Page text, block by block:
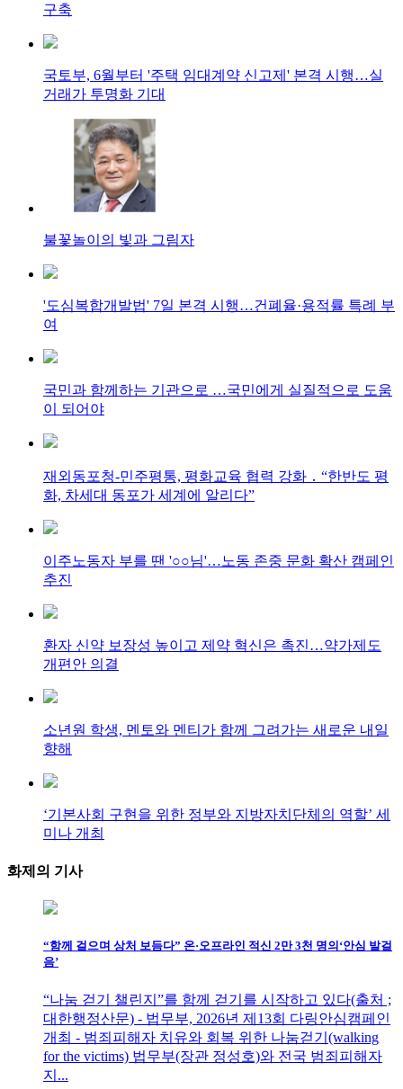
구축
국토부, 6월부터 '주택 임대계약 신고제' 본격 시행…실
거래가 투명화 기대
불꽃놀이의 빛과 그림자
'도심복합개발법' 7일 본격 시행…건폐율·용적률 특례 부
여
국민과 함께하는 기관으로 …국민에게 실질적으로 도움
이 되어야
재외동포청-민주평통, 평화교육 협력 강화 ․ “한반도 평
화, 차세대 동포가 세계에 알리다”
이주노동자 부를 땐 '○○님'…노동 존중 문화 확산 캠페인
추진
환자 신약 보장성 높이고 제약 혁신은 촉진…약가제도
개편안 의결
소년원 학생, 멘토와 멘티가 함께 그려가는 새로운 내일
향해
‘기본사회 구현을 위한 정부와 지방자치단체의 역할’ 세
미나 개최
화제의 기사
“함께 걸으며 상처 보듬다” 온·오프라인 적신 2만 3천 명의‘안심 발걸
음’
“나눔 걷기 챌린지”를 함께 걷기를 시작하고 있다(출처 ;
대한행정산문) - 법무부, 2026년 제13회 다링안심캠페인
개최 - 범죄피해자 치유와 회복 위한 나눔걷기(walking
for the victims) 법무부(장관 정성호)와 전국 범죄피해자
지...